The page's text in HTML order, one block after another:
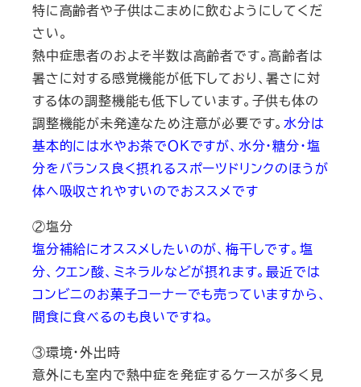
特に高齢者や子供はこまめに飲むようにしてくだ
さい。
熱中症患者のおよそ半数は高齢者です。高齢者は
暑さに対する感覚機能が低下しており、暑さに対
する体の調整機能も低下しています。子供も体の
調整機能が未発達なため注意が必要です。水分は
基本的には水やお茶でＯＫですが、水分・糖分・塩
分をバランス良く摂れるスポーツドリンクのほうが
体へ吸収されやすいのでおススメです
②塩分
塩分補給にオススメしたいのが、梅干しです。塩
分、クエン酸、ミネラルなどが摂れます。最近では
コンビニのお菓子コーナーでも売っていますから、
間食に食べるのも良いですね。
③環境・外出時
意外にも室内で熱中症を発症するケースが多く見